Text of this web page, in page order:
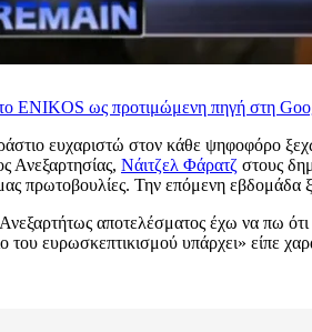
ENIKOS ως προτιμώμενη πηγή στη
ευχαριστώ στον κάθε ψηφοφόρο
Ανεξαρτησίας, Νάιτζελ Φάρατζ στους
πρωτοβουλίες. Την επόμενη εβδομάδα
αποτελέσματος έχω να πω
του ευρωσκεπτικισμού υπάρχει» είπε